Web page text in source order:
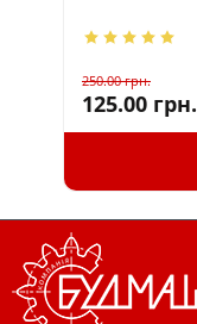
250.00грн.
125.00 грн.